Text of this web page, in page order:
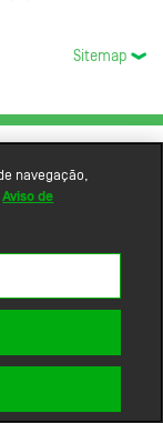
Sitemap
navegação,
Aviso de